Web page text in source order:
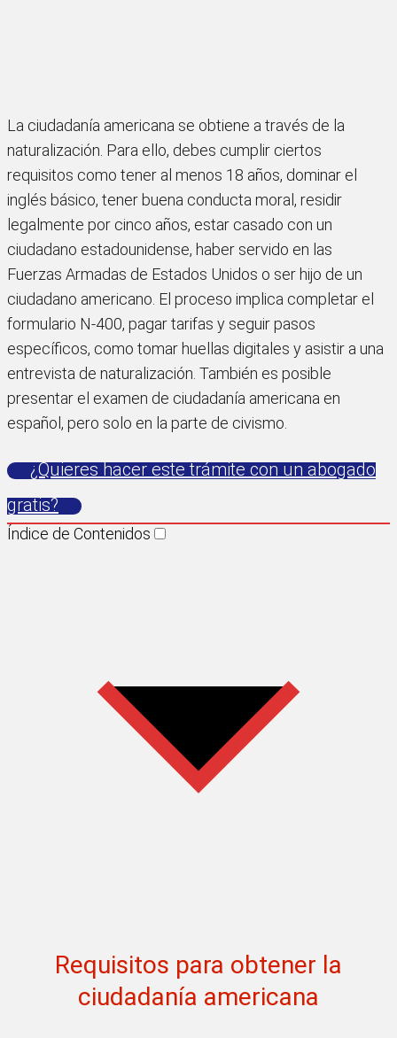
La ciudadanía americana se obtiene a través de la
naturalización. Para ello, debes cumplir ciertos
requisitos como tener al menos 18 años, dominar el
inglés básico, tener buena conducta moral, residir
legalmente por cinco años, estar casado con un
ciudadano estadounidense, haber servido en las
Fuerzas Armadas de Estados Unidos o ser hijo de un
ciudadano americano. El proceso implica completar el
formulario N-400, pagar tarifas y seguir pasos
específicos, como tomar huellas digitales y asistir a una
entrevista de naturalización. También es posible
presentar el examen de ciudadanía americana en
español, pero solo en la parte de civismo.
¿Quieres hacer este trámite con un abogado
gratis?
Índice de Contenidos
Requisitos para obtener la
ciudadanía americana